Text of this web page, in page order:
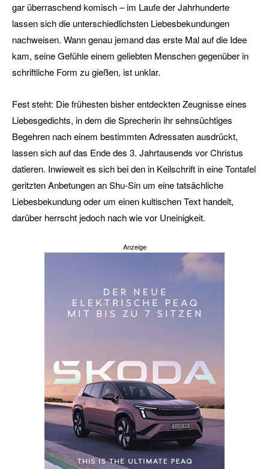
gar überraschend komisch – im Laufe der Jahrhunderte
lassen sich die unterschiedlichsten Liebesbekundungen
nachweisen. Wann genau jemand das erste Mal auf die Idee
kam, seine Gefühle einem geliebten Menschen gegenüber in
schriftliche Form zu gießen, ist unklar.
Fest steht: Die frühesten bisher entdeckten Zeugnisse eines
Liebesgedichts, in dem die Sprecherin ihr sehnsüchtiges
Begehren nach einem bestimmten Adressaten ausdrückt,
lassen sich auf das Ende des 3. Jahrtausends vor Christus
datieren. Inwieweit es sich bei den in Keilschrift in eine Tontafel
geritzten Anbetungen an Shu-Sin um eine tatsächliche
Liebesbekundung oder um einen kultischen Text handelt,
darüber herrscht jedoch nach wie vor Uneinigkeit.
Anzeige